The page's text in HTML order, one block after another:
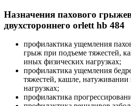
Назначения пахового
двухстороннего orlett hb 484
профилактика ущемления
грыж при подъеме тяжестей,
иных физических нагрузках;
профилактика ущемления
тяжестей, кашле,
нагрузках;
профилактика